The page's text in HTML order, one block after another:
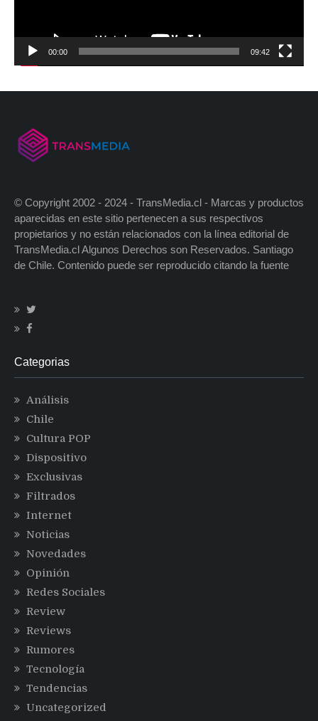
00:00 09:42
© Copyright 2002 - 2024 - TransMedia.cl - Marcas y productos
aparecidas en este sitio pertenecen a sus respectivos
propietarios y no están relacionados con la línea editorial de
TransMedia.cl Algunos Derechos son Reservados. Santiago
de Chile. Contenido puede ser reproducido citando la fuente
Categorias
Análisis
Chile
Cultura POP
Dispositivo
Exclusivas
Filtrados
Internet
Noticias
Novedades
Opinión
Redes Sociales
Review
Reviews
Rumores
Tecnología
Tendencias
Uncategorized